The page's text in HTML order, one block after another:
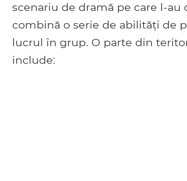
scenariu de dramă pe care l-au
combină o serie de abilități de
lucrul în grup. O parte din
include: